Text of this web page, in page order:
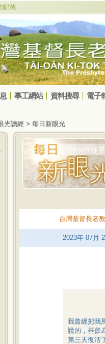
事工網站 資料搜尋 電子
光讀經 > 每日新眼光
台灣基督長老
2023年 07月
我曾經把我
說的，基督
第三天復活